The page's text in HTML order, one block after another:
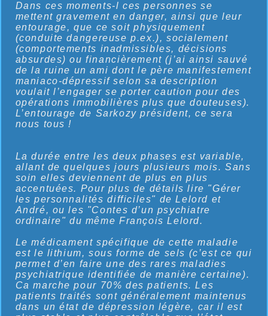
Dans ces moments-l ces personnes se
mettent gravement en danger, ainsi que leur
entourage, que ce soit physiquement
(conduite dangereuse p.ex.), socialement
(comportements inadmissibles, décisions
absurdes) ou financièrement (j’ai ainsi sauvé
de la ruine un ami dont le père manifestement
maniaco-dépressif selon sa description
voulait l’engager se porter caution pour des
opérations immobilières plus que douteuses).
L’entourage de Sarkozy président, ce sera
nous tous !
La durée entre les deux phases est variable,
allant de quelques jours plusieurs mois. Sans
soin elles deviennent de plus en plus
accentuées. Pour plus de détails lire "Gérer
les personnalités difficiles" de Lelord et
André, ou les "Contes d’un psychiatre
ordinaire" du même François Lelord.
Le médicament spécifique de cette maladie
est le lithium, sous forme de sels (c’est ce qui
permet d’en faire une des rares maladies
psychiatrique identifiée de manière certaine).
Ca marche pour 70% des patients. Les
patients traités sont généralement maintenus
dans un état de dépression légère, car il est